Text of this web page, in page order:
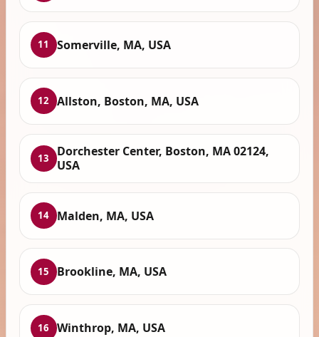
11 Somerville, MA, USA
12 Allston, Boston, MA, USA
13
Dorchester Center, Boston, MA 02124,
USA
14 Malden, MA, USA
15 Brookline, MA, USA
16 Winthrop, MA, USA